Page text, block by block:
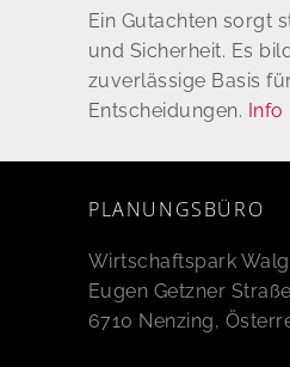
Ein Gutachten sorgt
und Sicherheit. Es
zuverlässige Basis
Entscheidungen. Info
PLANUNGSBÜRO
Wirtschaftspark
Eugen Getzner
6710 Nenzing,